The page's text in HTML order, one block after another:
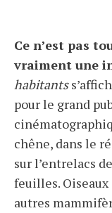
Ce n’est pas
vraiment une
habitants
pour le grand
chêne, dans le
sur l’entrelacs
feuilles.
autres